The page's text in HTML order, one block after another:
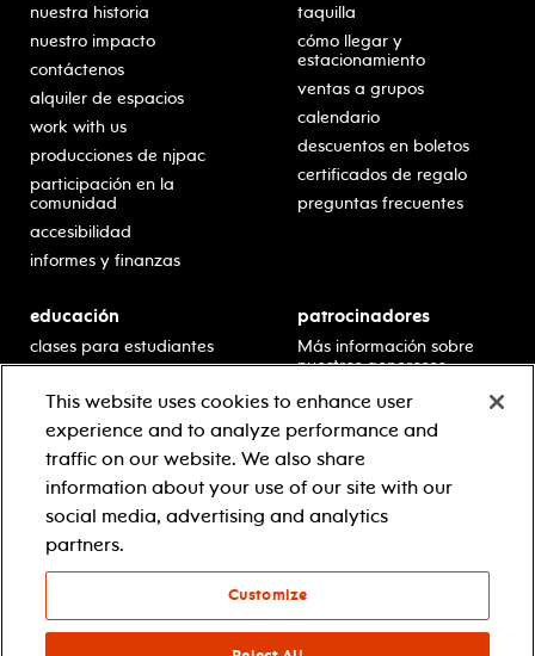
nuestra historia
nuestro impacto
contáctenos
alquiler de espacios
work with us
producciones de njpac
participación en la
comunidad
accesibilidad
informes y finanzas
taquilla
cómo llegar y
estacionamiento
ventas a grupos
calendario
descuentos en boletos
certificados de regalo
preguntas frecuentes
educación
clases para estudiantes
escolar
residencias en escuelas
desarrollo profesional
recursos para docentes
comuníquese con el
equipo educativo
patrocinadores
Más información sobre
nuestros generosos
This website uses cookies to enhance user
experience and to analyze performance and
traffic on our website. We also share
information about your use of our site with our
social media, advertising and analytics
partners.
Customize